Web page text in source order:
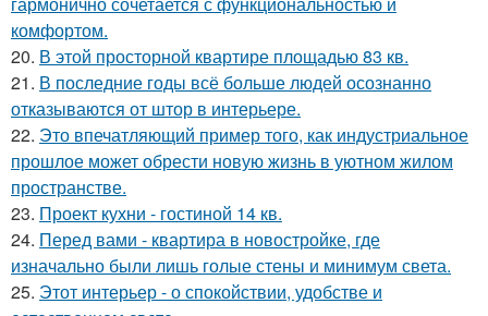
комфортом.
20. В этой просторной квартире площадью 83 кв.
21. В последние годы всё больше людей осознанно
отказываются от штор в интерьере.
22. Это впечатляющий пример того, как индустриальное
прошлое может обрести новую жизнь в уютном жилом
пространстве.
23. Проект кухни - гостиной 14 кв.
24. Перед вами - квартира в новостройке, где
изначально были лишь голые стены и минимум света.
25. Этот интерьер - о спокойствии, удобстве и